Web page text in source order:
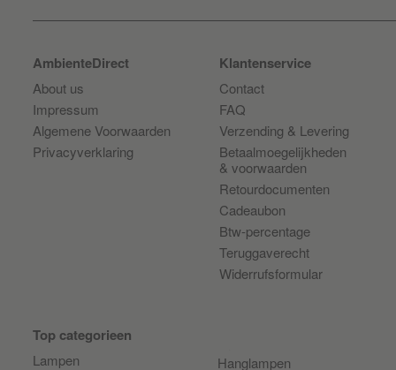
AmbienteDirect
About us
Impressum
Algemene Voorwaarden
Privacyverklaring
Klantenservice
Contact
FAQ
Verzending & Levering
Betaalmoegelijkheden
& voorwaarden
Retourdocumenten
Cadeaubon
Btw-percentage
Teruggaverecht
Widerrufsformular
Top categorieen
Lampen Hanglampen